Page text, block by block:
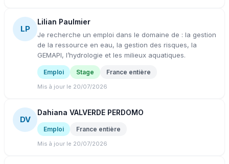
LP
Lilian Paulmier
Je recherche un emploi dans le domaine de : la gestion
de la ressource en eau, la gestion des risques, la
GEMAPI, l’hydrologie et les milieux aquatiques.
Emploi Stage France entière
Mis à jour le 20/07/2026
DV
Dahiana VALVERDE PERDOMO
Emploi France entière
Mis à jour le 20/07/2026